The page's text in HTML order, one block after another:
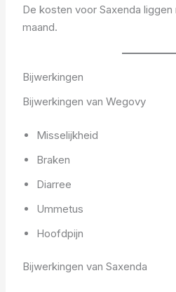
De kosten voor Saxenda
maand.
Bijwerkingen
Bijwerkingen van Wegovy
Misselijkheid
Braken
Diarree
Ummetus
Hoofdpijn
Bijwerkingen van Saxenda